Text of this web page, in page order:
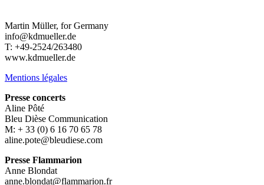
Martin Müller, for Germany
info@kdmueller.de
T: +49-2524/263480
www.kdmueller.de
Mentions légales
Presse concerts
Aline Pôté
Bleu Dièse Communication
M: + 33 (0) 6 16 70 65 78
aline.pote@bleudiese.com
Presse Flammarion
Anne Blondat
anne.blondat@flammarion.fr